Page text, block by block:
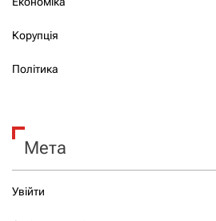
Корупція
Політика
Мета
Увійти